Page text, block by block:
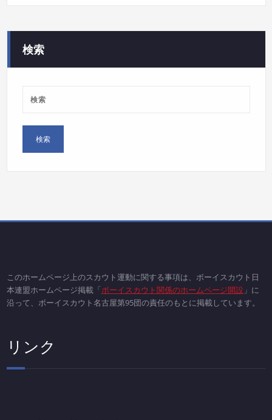
ー
検索
このホームページ上のスカウト運動に関する事項は、ボーイスカウト日
本連盟ホームページ掲載「ボーイスカウト関係のホームページ開設」に
沿って、ボーイスカウト名古屋第95団の責任のもとに掲載しています。
リンク